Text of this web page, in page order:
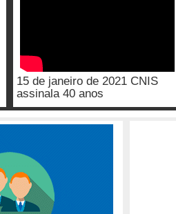
15 de janeiro de 2021 CNIS
assinala 40 anos